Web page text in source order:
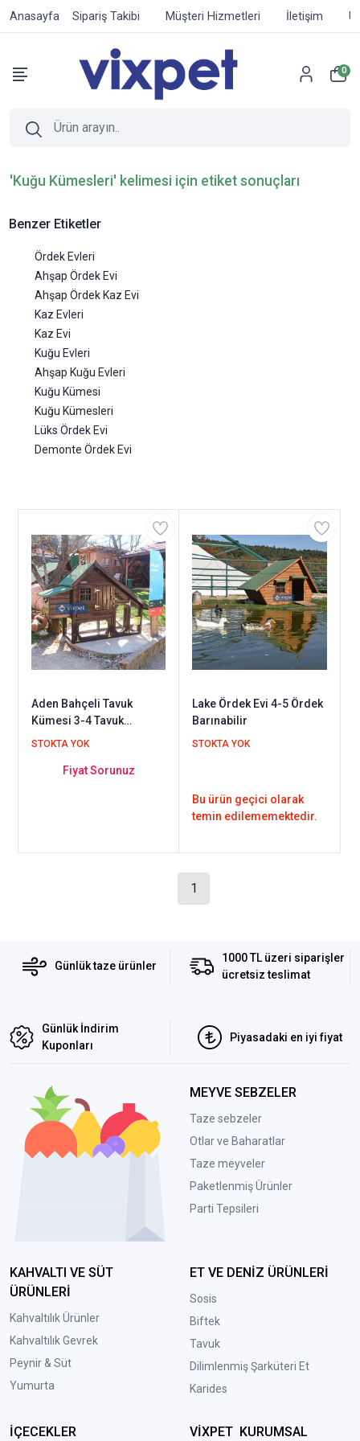
Anasayfa Sipariş Takibi Müşteri Hizmetleri İletişim
0
'Kuğu Kümesleri' kelimesi için etiket sonuçları
Benzer Etiketler
Ördek Evleri
Ahşap Ördek Evi
Ahşap Ördek Kaz Evi
Kaz Evleri
Kaz Evi
Kuğu Evleri
Ahşap Kuğu Evleri
Kuğu Kümesi
Kuğu Kümesleri
Lüks Ördek Evi
Demonte Ördek Evi
Aden Bahçeli Tavuk
Kümesi 3-4 Tavuk
Barınabilir
STOKTA YOK
Fiyat Sorunuz
Lake Ördek Evi 4-5 Ördek
Barınabilir
STOKTA YOK
Bu ürün geçici olarak
temin edilememektedir.
1
Günlük taze ürünler
1000 TL üzeri siparişler
ücretsiz teslimat
Günlük İndirim
Kuponları
Piyasadaki en iyi fiyat
MEYVE SEBZELER
Taze sebzeler
Otlar ve Baharatlar
Taze meyveler
Paketlenmiş Ürünler
Parti Tepsileri
KAHVALTI VE SÜT
ÜRÜNLERİ
Kahvaltılık Ürünler
Kahvaltılık Gevrek
Peynir & Süt
Yumurta
ET VE DENİZ ÜRÜNLERİ
Sosis
Biftek
Tavuk
Dilimlenmiş Şarküteri Et
Karides
İÇECEKLER VİXPET KURUMSAL